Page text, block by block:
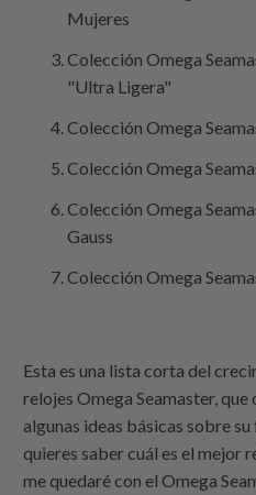
Mujeres
Colección Omega
"Ultra Ligera"
Colección Omega
Colección Omega
Colección Omega
Gauss
Colección Omega
Esta es una lista corta del
relojes Omega Seamaster,
algunas ideas básicas sobre
quieres saber cuál es el mejor
me quedaré con el Omega